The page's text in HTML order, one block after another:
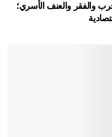
والفقر والعنف الأسري؛